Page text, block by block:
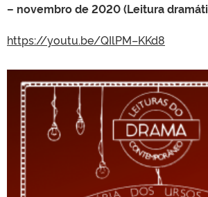
– novembro de 2020 (Leitura
https://youtu.be/QIlPM–KKd8